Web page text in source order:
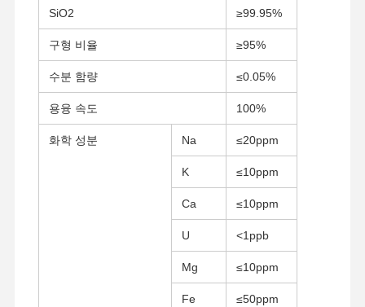
SiO2 ≥99.95%
구형 비율 ≥95%
수분 함량 ≤0.05%
용융 속도 100%
화학 성분 Na ≤20ppm
K ≤10ppm
Ca ≤10ppm
U <1ppb
Mg ≤10ppm
Fe ≤50ppm